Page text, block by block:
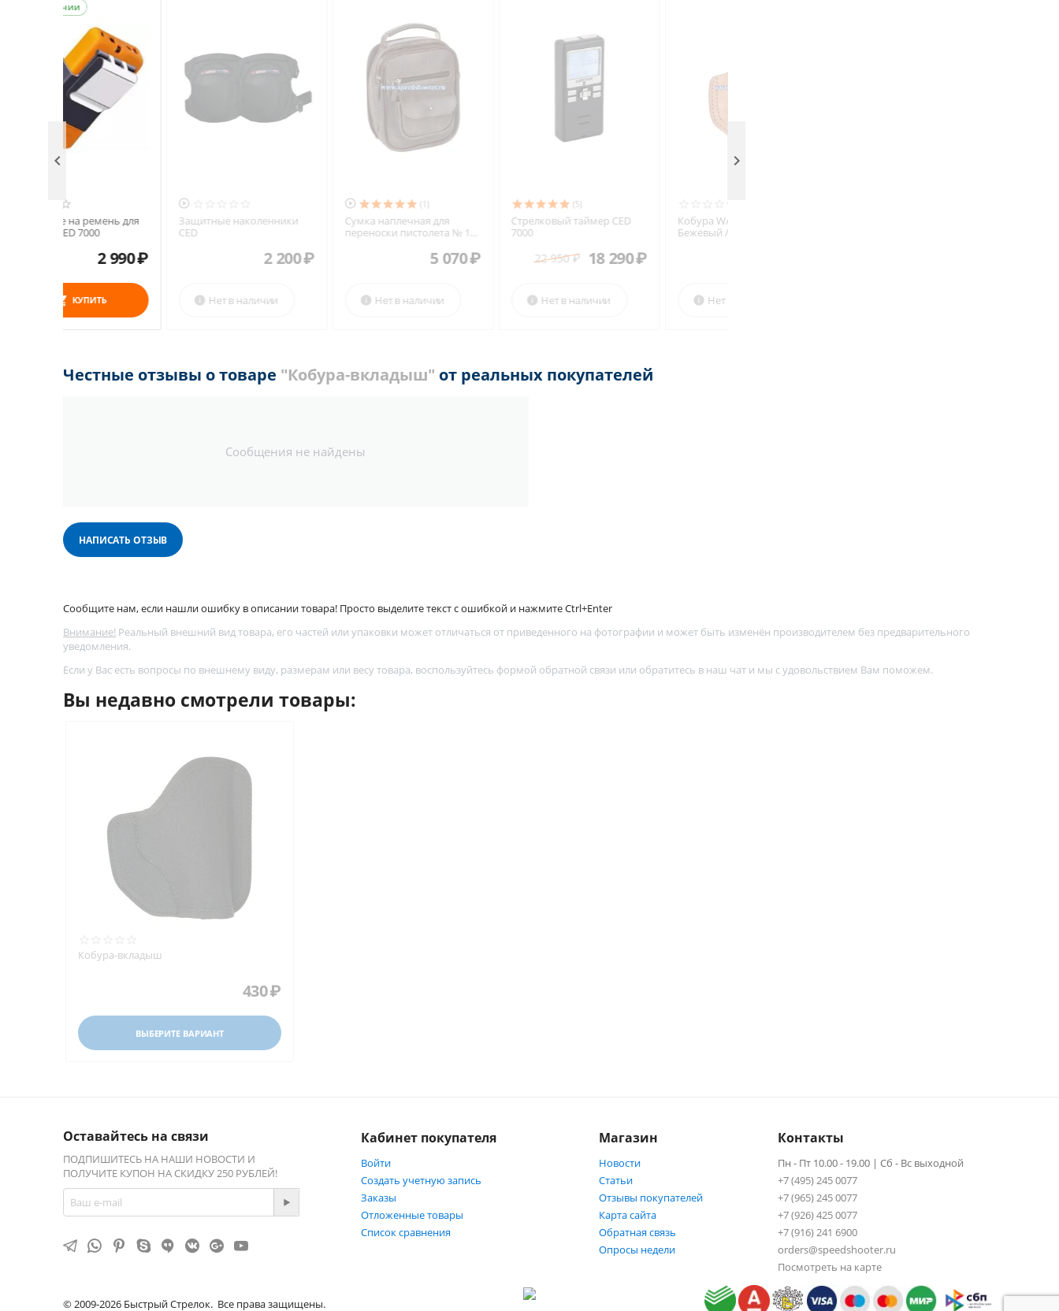

Крепление на ремень для
таймера CED 7000
КУПИТЬ
Защитные наколенники
Нет в наличии


Сумка наплечная для
переноски пистолета № 1
₽
Нет в наличии

Стрелковый таймер CED
22 950 ₽
Нет в наличии

 
Честные отзывы о товаре "Кобура-вкладыш" от реальных покупателей
Сообщения не найдены
НАПИСАТЬ ОТЗЫВ
Сообщите нам, если нашли ошибку в описании товара! Просто выделите текст с ошибкой и нажмите Ctrl+Enter
Внимание! Реальный внешний вид товара, его частей или упаковки может отличаться от приведенного на фотографии и может быть изменён производителем без предварительного
уведомления.
Если у Вас есть вопросы по внешнему виду, размерам или весу товара, воспользуйтесь формой обратной связи или обратитесь в наш чат и мы с удовольствием Вам поможем.
Вы недавно смотрели товары:
Кобура-вкладыш
430₽
ВЫБЕРИТЕ ВАРИАНТ
Оставайтесь на связи
ПОДПИШИТЕСЬ НА НАШИ НОВОСТИ И
ПОЛУЧИТЕ КУПОН НА СКИДКУ 250 РУБЛЕЙ!
Кабинет покупателя
Войти
Создать учетную запись
Заказы
Отложенные товары
Список сравнения
Магазин
Новости
Статьи
Отзывы покупателей
Карта сайта
Обратная связь
Опросы недели
Контакты
Пн - Пт 10.00 - 19.00 | Сб - Вс выходной
+7 (495) 245 0077
+7 (965) 245 0077
+7 (926) 425 0077
+7 (916) 241 6900
orders@speedshooter.ru
Посмотреть на карте
© 2009-2026 Быстрый Стрелок. Все права защищены.